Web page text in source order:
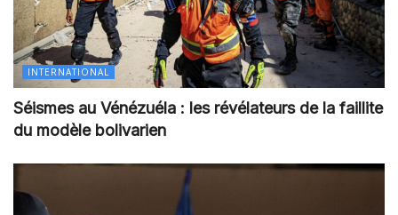
INTERNATIONAL
Séismes au Vénézuéla : les révélateurs de la faillite
du modèle bolivarien